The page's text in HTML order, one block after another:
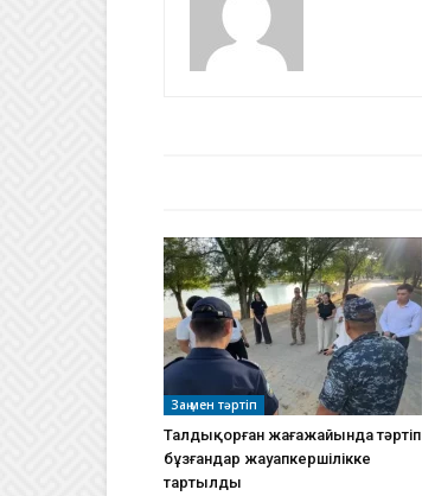
Заң мен тәртіп
Талдықорған жағажайында тәртіп
бұзғандар жауапкершілікке
тартылды